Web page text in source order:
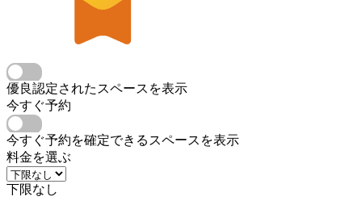
優良認定されたスペースを表示
今すぐ予約
今すぐ予約を確定できるスペースを表示
料金を選ぶ
下限なし